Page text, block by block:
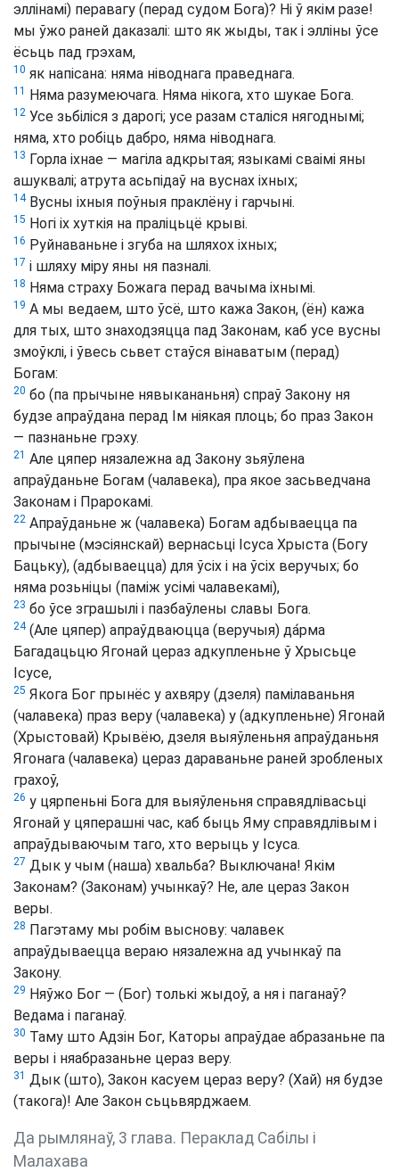
эллінамі) перавагу (перад судом Бога)? Ні ў якім разе!
мы ўжо раней даказалі: што як жыды, так і элліны ўсе
ёсьць пад грэхам,
10 як напісана: няма ніводнага праведнага.
11 Няма разумеючага. Няма нікога, хто шукае Бога.
12 Усе зьбіліся з дарогі; усе разам сталіся нягоднымі;
няма, хто робіць дабро, няма ніводнага.
13 Горла іхнае — магіла адкрытая; языкамі сваімі яны
ашуквалі; атрута асьпідаў на вуснах іхных;
14Вусны іхныя поўныя праклёну і гарчыні.
15 Ногі іх хуткія на праліцьцё крыві.
16 Руйнаваньне і згуба на шляхох іхных;
17 і шляху міру яны ня пазналі.
18 Няма страху Божага перад вачыма іхнымі.
19 А мы ведаем, што ўсё, што кажа Закон, (ён) кажа
для тых, што знаходзяцца пад Законам, каб усе вусны
змоўклі, і ўвесь сьвет стаўся вінаватым (перад)
Богам:
20 бо (па прычыне нявыкананьня) спраў Закону ня
будзе апраўдана перад Ім ніякая плоць; бо праз Закон
— пазнаньне грэху.
21 Але цяпер нязалежна ад Закону зьяўлена
апраўданьне Богам (чалавека), пра якое засьведчана
Законам і Прарокамі.
22 Апраўданьне ж (чалавека) Богам адбываецца па
прычыне (мэсіянскай) вернасьці Ісуса Хрыста (Богу
Бацьку), (адбываецца) для ўсіх і на ўсіх веручых; бо
няма розьніцы (паміж усімі чалавекамі),
23 бо ўсе зграшылі і пазбаўлены славы Бога.
24(Але цяпер) апраўдваюцца (веручыя) да́рма
Багадацьцю Ягонай цераз адкупленьне ў Хрысьце
Ісусе,
25 Якога Бог прынёс у ахвяру (дзеля) памілаваньня
(чалавека) праз веру (чалавека) у (адкупленьне) Ягонай
(Хрыстовай) Крывёю, дзеля выяўленьня апраўданьня
Ягонага (чалавека) цераз дараваньне раней зробленых
грахоў,
26 у цярпеньні Бога для выяўленьня справядлівасьці
Ягонай у цяперашні час, каб быць Яму справядлівым і
апраўдываючым таго, хто верыць у Ісуса.
27 Дык у чым (наша) хвальба? Выключана! Якім
Законам? (Законам) учынкаў? Не, але цераз Закон
веры.
28 Пагэтаму мы робім выснову: чалавек
апраўдываецца вераю нязалежна ад учынкаў па
Закону.
29 Няўжо Бог — (Бог) толькі жыдоў, а ня і паганаў?
Ведама і паганаў.
30 Таму што Адзін Бог, Каторы апраўдае абразаньне па
веры і няабразаньне цераз веру.
31 Дык (што), Закон касуем цераз веру? (Хай) ня будзе
(такога)! Але Закон сьцьвярджаем.
Да рымлянаў, 3 глава. Пераклад Сабілы і
Малахава